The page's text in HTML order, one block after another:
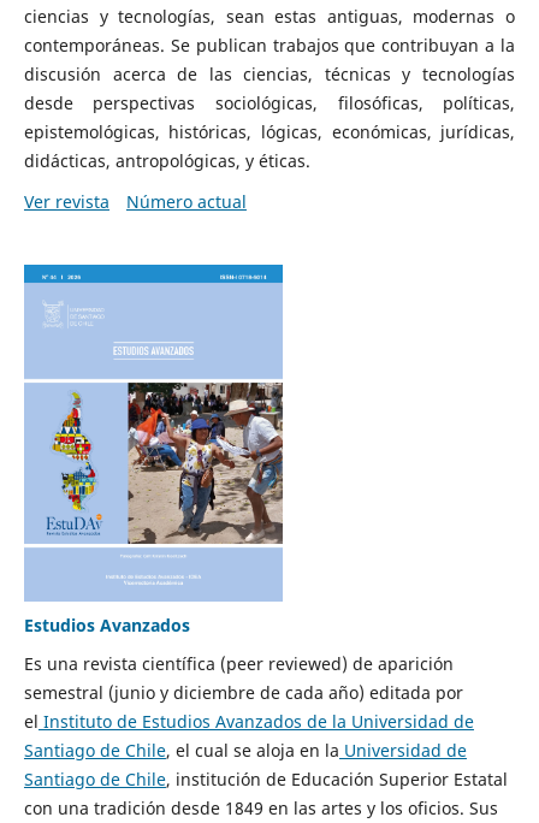
ciencias y tecnologías, sean estas antiguas, modernas o
contemporáneas. Se publican trabajos que contribuyan a la
discusión acerca de las ciencias, técnicas y tecnologías
desde perspectivas sociológicas, filosóficas, políticas,
epistemológicas, históricas, lógicas, económicas, jurídicas,
didácticas, antropológicas, y éticas.
Ver revista
Número actual
Estudios Avanzados
Es una revista científica (peer reviewed) de aparición
semestral (junio y diciembre de cada año) editada por
el Instituto de Estudios Avanzados de la Universidad de
Santiago de Chile, el cual se aloja en la Universidad de
Santiago de Chile, institución de Educación Superior Estatal
con una tradición desde 1849 en las artes y los oficios. Sus